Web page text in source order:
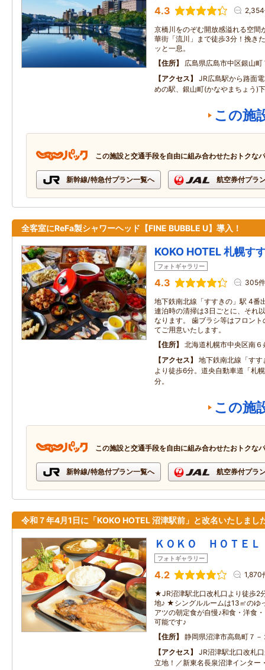
4.3
京橋川をのぞむ開放感溢れる空間
華街「流川」まで徒歩3分！挽き
ッと一息。
住所
広島県広島市中区銀山町
アクセス
JR広島駅から路面
めの駅、銀山町(かなやまちょう)
この施
この施設と交通手段を自由に組み合わせたおトクな
新幹線/特急付プラン一覧へ 航空券付プラ
全客室にReFa製シャワーヘッド【FINE BUBBLE U】導入！
KOKO HOTEL 札幌す
フォトギャラリー
4.3 305件
地下鉄南北線「すすきの」駅 4番
連泊時の清掃は3日ごとに、それ
なります。 歯ブラシ等はフロン
てご用意いたします。
住所
北海道札幌市中央区南
アクセス
地下鉄南北線「す
より徒歩6分。道央自動車道「札
分。
この施
この施設と交通手段を自由に組み合わせたおトクな
新幹線/特急付プラン一覧へ 航空券付プラ
令和７年4月1日に「KOKO HOTEL 沼津駅前」と改名いたしまし
ＫＯＫＯ ＨＯＴＥ
フォトギャラリー
4.2 1,870
★JR沼津駅北口改札口より徒歩2
地♪ ★シングルルームは13㎡のゆ
アツの朝定食が自慢♪和食・洋食
可能です♪
住所
静岡県沼津市高島町７－
アクセス
JR沼津駅北口改札
立地！／新東名長泉沼津インター